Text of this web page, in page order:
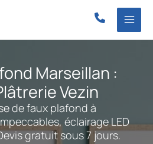
Marseillan :
Vezin
de faux plafond à
éclairage LED
gratuit sous 7 jours.